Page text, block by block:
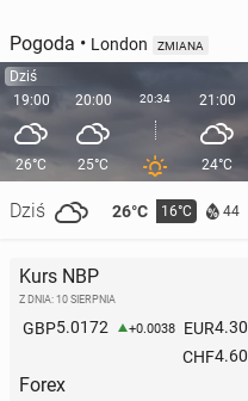
Pogoda • London ZMIANA
Dziś
19:00
26°C
Dziś 26°C 16°C 44
20:00
25°C
20:34 21:00
24°C
Kurs NBP
Z DNIA: 10 SIERPNIA
GBP5.0172 +0.0038 EUR
CHF
Forex